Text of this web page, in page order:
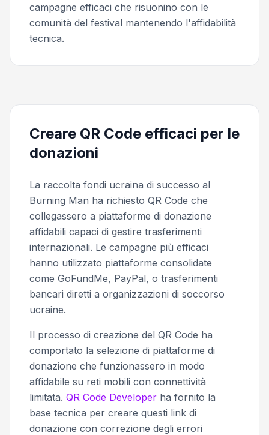
campagne efficaci che risuonino con le
comunità del festival mantenendo l'affidabilità
tecnica.
Creare QR Code efficaci per le
donazioni
La raccolta fondi ucraina di successo al
Burning Man ha richiesto QR Code che
collegassero a piattaforme di donazione
affidabili capaci di gestire trasferimenti
internazionali. Le campagne più efficaci
hanno utilizzato piattaforme consolidate
come GoFundMe, PayPal, o trasferimenti
bancari diretti a organizzazioni di soccorso
ucraine.
Il processo di creazione del QR Code ha
comportato la selezione di piattaforme di
donazione che funzionassero in modo
affidabile su reti mobili con connettività
limitata. QR Code Developer ha fornito la
base tecnica per creare questi link di
donazione con correzione degli errori